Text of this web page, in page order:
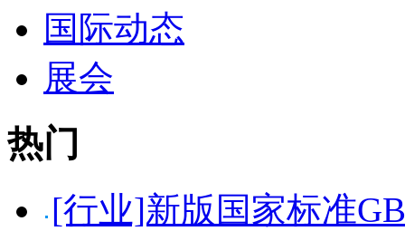
国际动态
展会
热门
[行业]新版国家标准